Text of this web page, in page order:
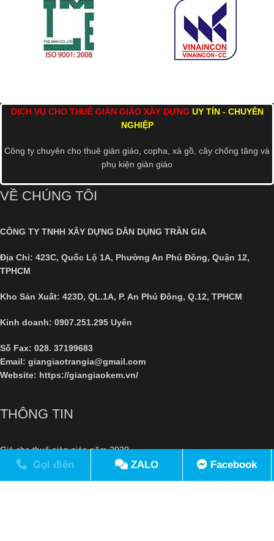
DỊCH VỤ CHO THUÊ GIÀN GIÁO XÂY DỰNG UY TÍN - CHUYÊN
NGHIỆP
Công ty chuyên cho thuê giàn giáo, copha, xà gồ, cây chống tăng và
phụ kiện giàn giáo
VỀ CHÚNG TÔI
CÔNG TY TNHH XÂY DỰNG DÂN DỤNG TRẦN GIA
Địa Chỉ: 423C, Quốc Lộ 1A, Phường An Phú Đông, Quận 12,
TPHCM
Kho Sản Xuất: 423D, QL.1A, P. An Phú Đông, Q.12, TPHCM
Kinh doanh: 0907.251.295 Uyên
Số Fax: 028. 37199683
Email: giangiaotrangia@gmail.com
Website: https://giangiaokem.vn/
THÔNG TIN
Giá cho thuê giàn giáo năm 2020
Giới thiệu dịch vụ cho thuê giàn giáo
Gọi điện ZALO Facebook